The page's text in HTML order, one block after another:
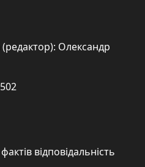
Олександр
відповідальність